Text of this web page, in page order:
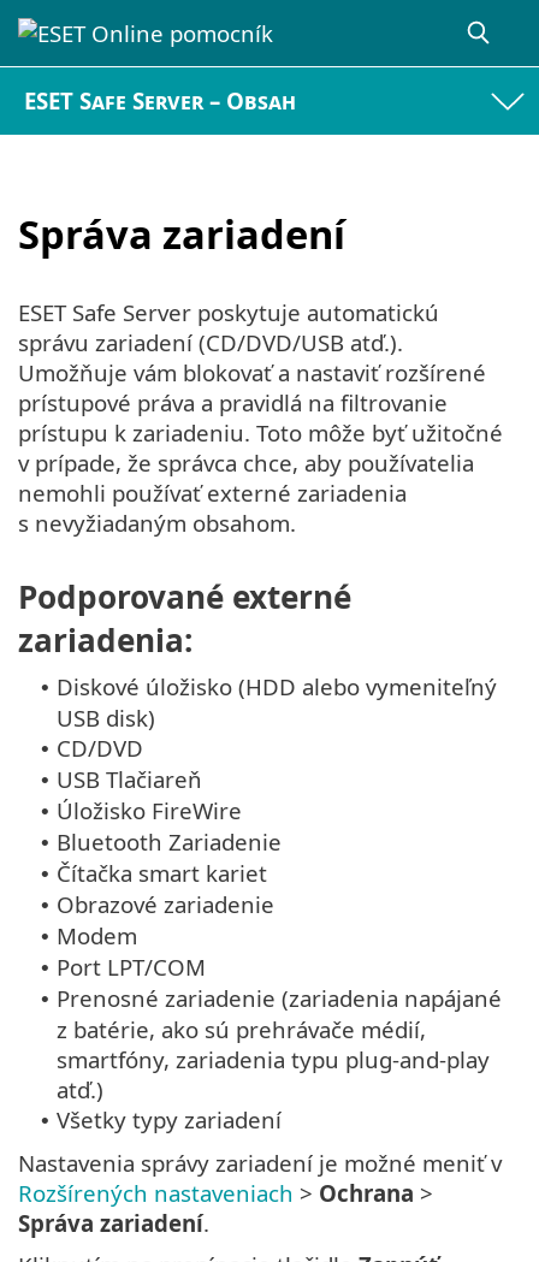
ESET Safe Server – Obsah
Správa zariadení
ESET Safe Server poskytuje automatickú
správu zariadení (CD/DVD/USB atď.).
Umožňuje vám blokovať a nastaviť rozšírené
prístupové práva a pravidlá na filtrovanie
prístupu k zariadeniu. Toto môže byť užitočné
v prípade, že správca chce, aby používatelia
nemohli používať externé zariadenia
s nevyžiadaným obsahom.
Podporované externé
zariadenia:
• Diskové úložisko (HDD alebo vymeniteľný
USB disk)
• CD/DVD
• USB Tlačiareň
• Úložisko FireWire
• Bluetooth Zariadenie
• Čítačka smart kariet
• Obrazové zariadenie
• Modem
• Port LPT/COM
• Prenosné zariadenie (zariadenia napájané
z batérie, ako sú prehrávače médií,
smartfóny, zariadenia typu plug-and-play
atď.)
• Všetky typy zariadení
Nastavenia správy zariadení je možné meniť v
Rozšírených nastaveniach > Ochrana >
Správa zariadení.